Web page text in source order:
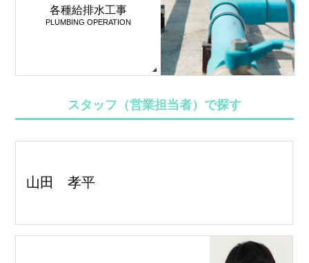
各種給排水工事
PLUMBING OPERATION
スタッフ（営業担当者）で探す
山田 孝平